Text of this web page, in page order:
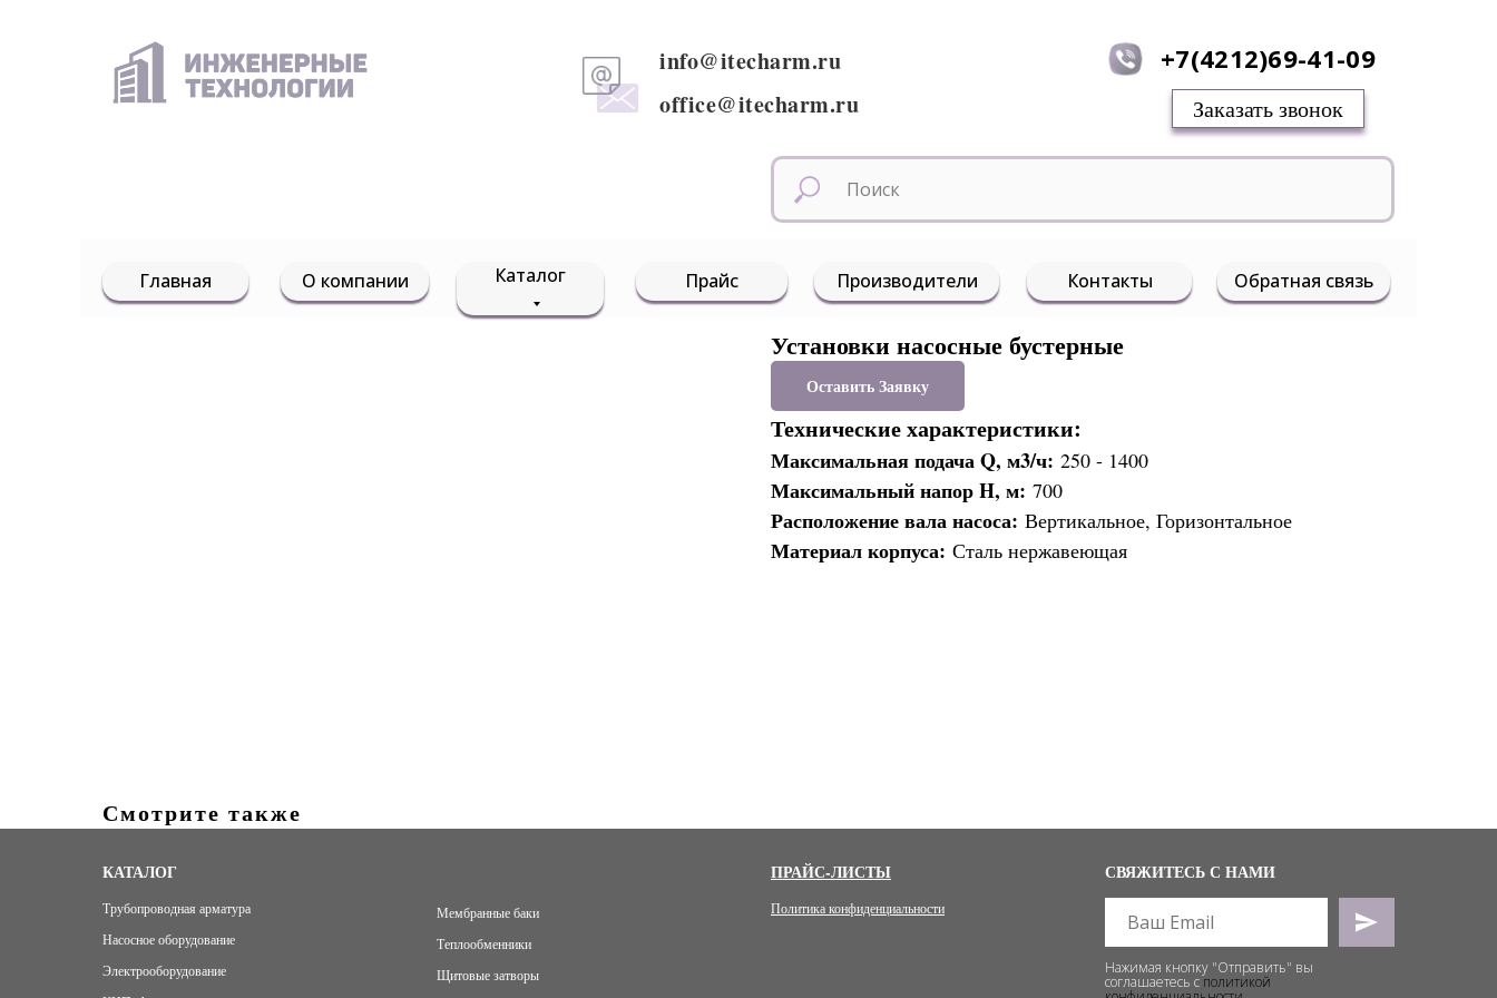
info@itecharm.ru
office@itecharm.ru
+7(4212)69-41-09
Заказать звонок
Главная О компании Каталог Прайс Производители Контакты Обратная связь
Установки насосные бустерные
Оставить Заявку
Технические характеристики:
Максимальная подача Q, м3/ч: 250 - 1400
Максимальный напор H, м: 700
Расположение вала насоса: Вертикальное, Горизонтальное
Материал корпуса: Сталь нержавеющая
Смотрите также
КАТАЛОГ
Трубопроводная арматура
Насосное оборудование
Электрооборудование
Мембранные баки
Теплообменники
Щитовые затворы
ПРАЙС-ЛИСТЫ
Политика конфиденциальности
СВЯЖИТЕСЬ С НАМИ
Нажимая кнопку "Отправить" вы
соглашаетесь сполитикой